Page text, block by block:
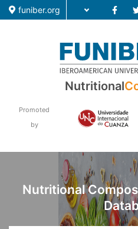
funiber.org
Food Composition
Academic Education
Research
News
Nutritional
Promoted
by
Nutritional